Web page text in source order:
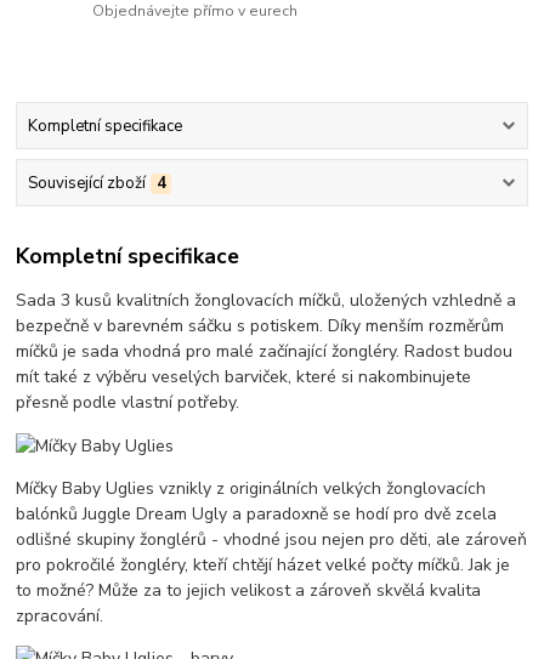
Objednávejte přímo v eurech
Kompletní specifikace
Související zboží 4
Kompletní specifikace
Sada 3 kusů kvalitních žonglovacích míčků, uložených vzhledně a
bezpečně v barevném sáčku s potiskem. Díky menším rozměrům
míčků je sada vhodná pro malé začínající žongléry. Radost budou
mít také z výběru veselých barviček, které si nakombinujete
přesně podle vlastní potřeby.
Míčky Baby Uglies vznikly z originálních velkých žonglovacích
balónků Juggle Dream Ugly a paradoxně se hodí pro dvě zcela
odlišné skupiny žonglérů - vhodné jsou nejen pro děti, ale zároveň
pro pokročilé žongléry, kteří chtějí házet velké počty míčků. Jak je
to možné? Může za to jejich velikost a zároveň skvělá kvalita
zpracování.